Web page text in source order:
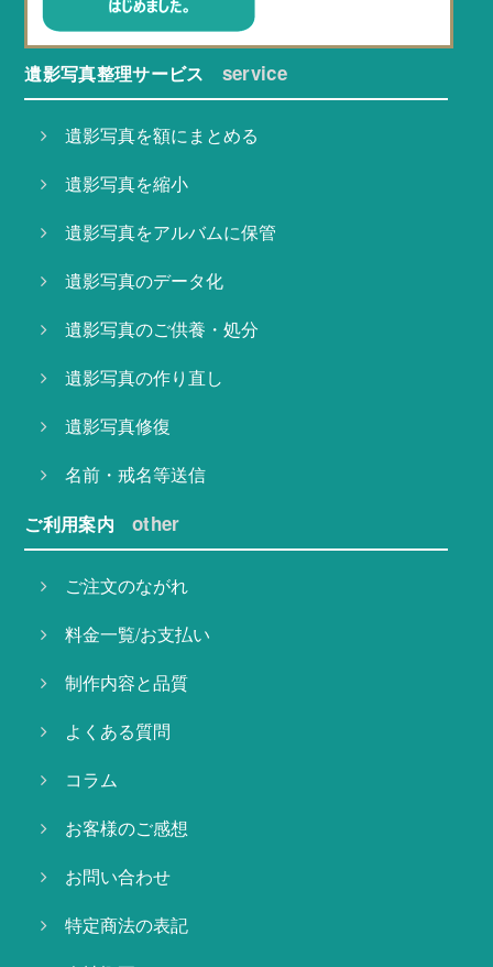
遺影写真整理サービス service
遺影写真を額にまとめる
遺影写真を縮小
遺影写真をアルバムに保管
遺影写真のデータ化
遺影写真のご供養・処分
遺影写真の作り直し
遺影写真修復
名前・戒名等送信
ご利用案内
other
ご注文のながれ
料金一覧/お支払い
制作内容と品質
よくある質問
コラム
お客様のご感想
お問い合わせ
特定商法の表記